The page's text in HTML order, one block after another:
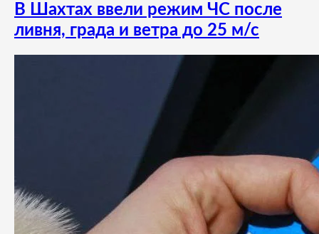
В Шахтах ввели режим ЧС после
ливня, града и ветра до 25 м/с